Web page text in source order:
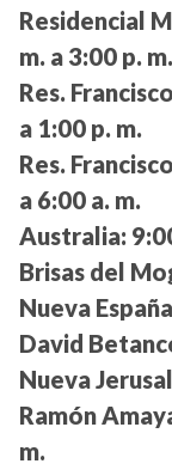
Residencial
m. a 3:00 p. m.
Res.
a 1:00 p. m.
Res.
a 6:00 a. m.
Australia:
Brisas del
Nueva
David
Nueva
Ramón
m.